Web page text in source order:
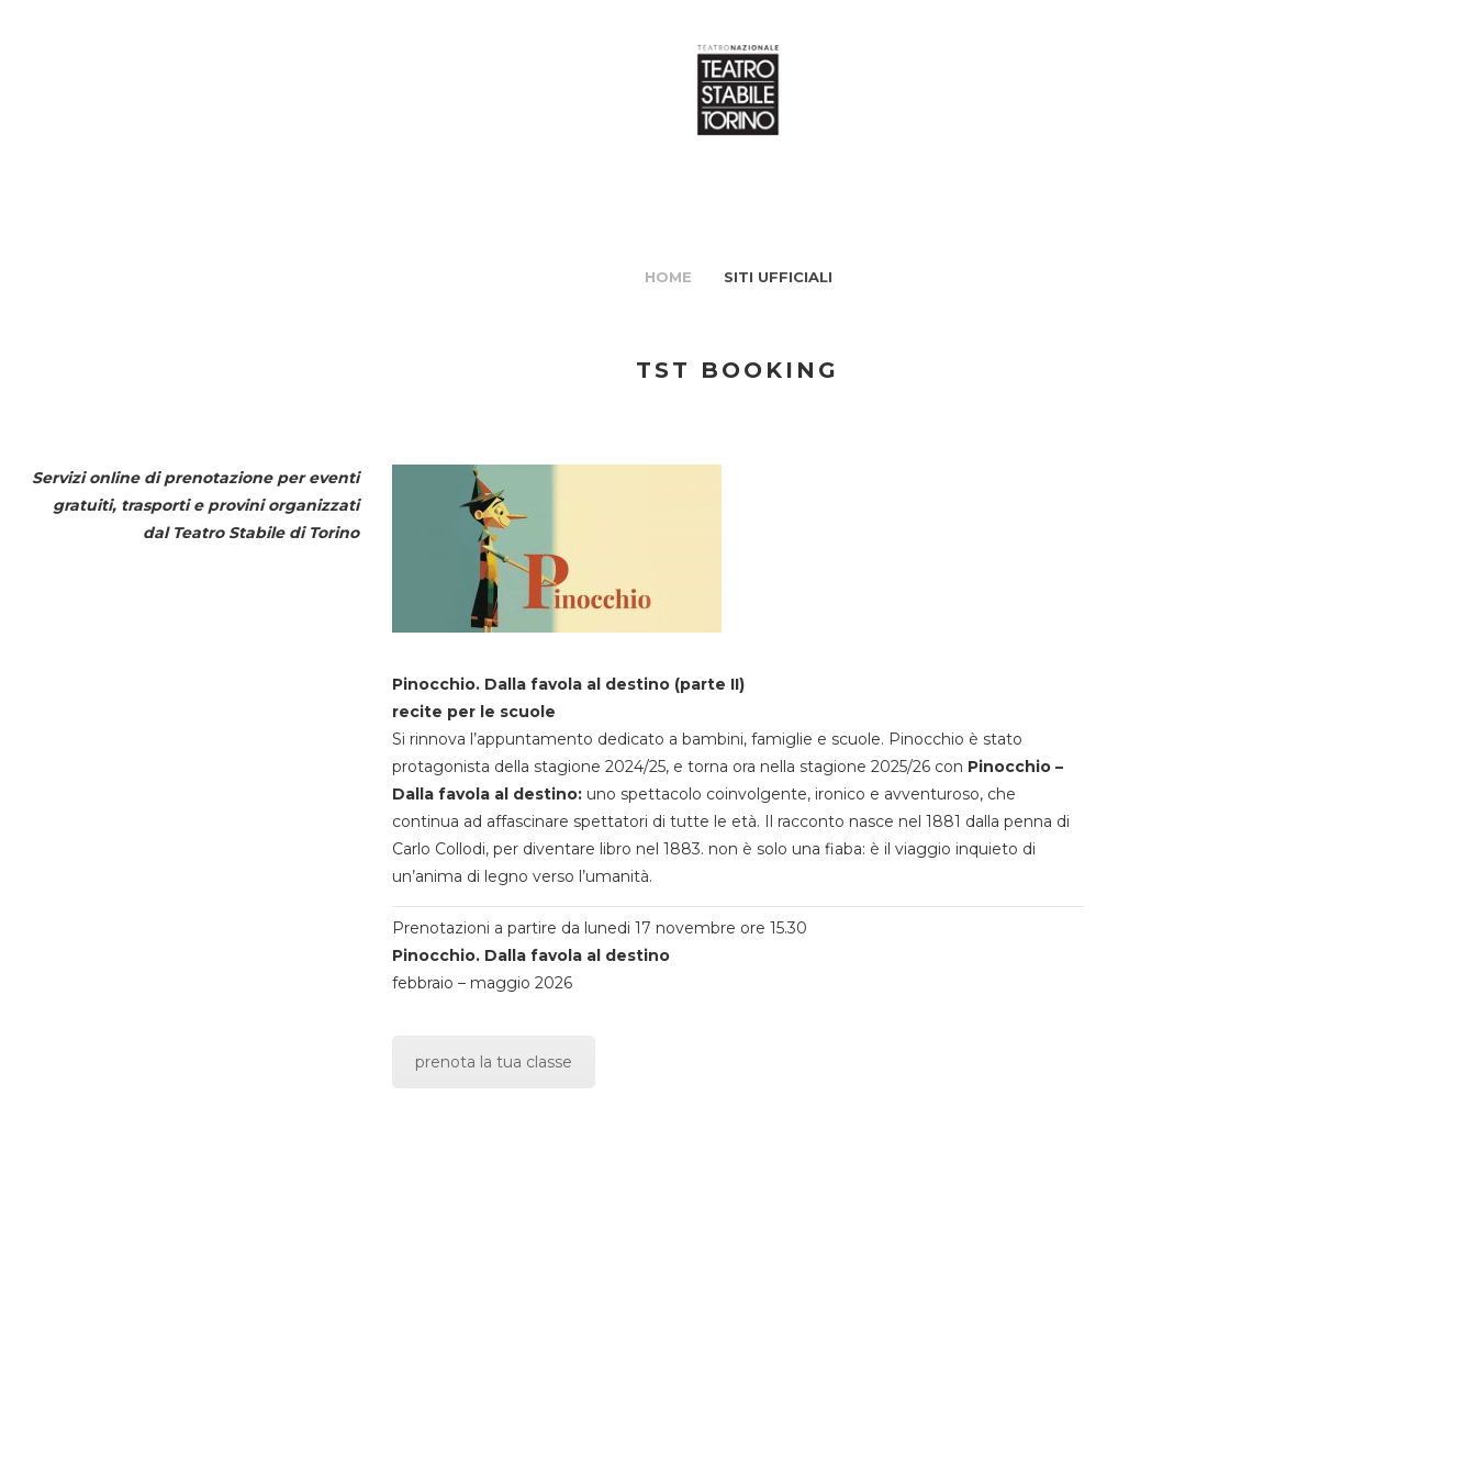
HOME SITI UFFICIALI
TST BOOKING
Servizi online di prenotazione per eventi
gratuiti, trasporti e provini organizzati
dal Teatro Stabile di Torino
Pinocchio. Dalla favola al destino (parte II)
recite per le scuole
Si rinnova l’appuntamento dedicato a bambini, famiglie e scuole. Pinocchio è stato
protagonista della stagione 2024/25, e torna ora nella stagione 2025/26 con Pinocchio –
Dalla favola al destino:uno spettacolo coinvolgente, ironico e avventuroso, che
continua ad affascinare spettatori di tutte le età. Il racconto nasce nel 1881 dalla penna di
Carlo Collodi, per diventare libro nel 1883. non è solo una fiaba: è il viaggio inquieto di
un’anima di legno verso l’umanità.
Prenotazioni a partire da lunedi 17 novembre ore 15.30
Pinocchio. Dalla favola al destino
febbraio – maggio 2026
prenota la tua classe